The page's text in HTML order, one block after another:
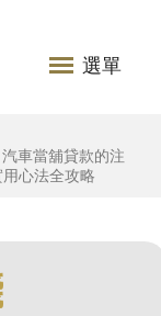
選單
車當舖貸款的注
心法全攻略